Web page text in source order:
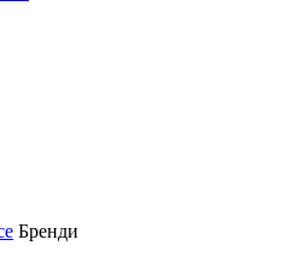
Бренди